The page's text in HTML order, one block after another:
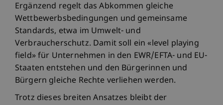
Ergänzend regelt das Abkommen gleiche
Wettbewerbsbedingungen und gemeinsame
Standards, etwa im Umwelt- und
Verbraucherschutz. Damit soll ein «level playing
field» für Unternehmen in den EWR/EFTA- und EU-
Staaten entstehen und den Bürgerinnen und
Bürgern gleiche Rechte verliehen werden.
Trotz dieses breiten Ansatzes bleibt der